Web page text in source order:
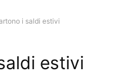
i saldi estivi
estivi